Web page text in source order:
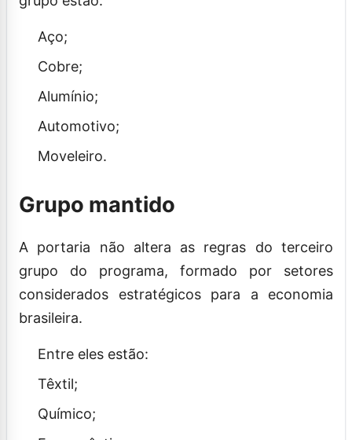
Aço;
Cobre;
Alumínio;
Automotivo;
Moveleiro.
Grupo mantido
A portaria não altera as regras do terceiro
grupo do programa, formado por setores
considerados estratégicos para a economia
brasileira.
Entre eles estão:
Têxtil;
Químico;